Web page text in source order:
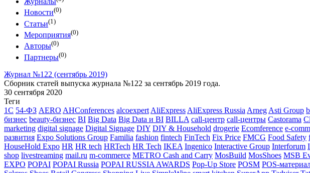
Новости(0)
Статьи(1)
Мероприятия(0)
Авторы(0)
Партнеры(0)
Журнал №122 (сентябрь 2019)
Сборник статей выпуска журнала №122 за сентябрь 2019 года.
30 сентября 2020
Теги
1С 54-ФЗ AERO AHConferences alcoexpert AliExpress AliExpress Russia Arneg Asti Group
бизнес beauty-бизнес BI Big Data Big Data и BI BILLA call-центр call-центры Castorama
marketing digital signage Digital Signage DIY DIY & Household drogerie Ecomference e-
развития Expo Solutions Group Familia fashion fintech FinTech Fix Price FMCG Food Safety
HouseHold Expo HR HR tech HRTech HR Tech IKEA Ingenico Interactive Group Interforum
shop livestreaming mail.ru m-commerce METRO Cash and Carry MosBuild MosShoes MSB
EXPO POPAI POPAI Russia POPAI RUSSIA AWARDS Pop-Up Store POSM POS-